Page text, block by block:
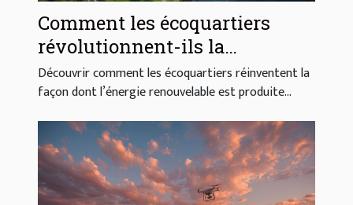
Comment les écoquartiers
révolutionnent-ils la
production d'énergie
renouvelable ?
Découvrir comment les écoquartiers réinventent la
façon dont l’énergie renouvelable est produite...